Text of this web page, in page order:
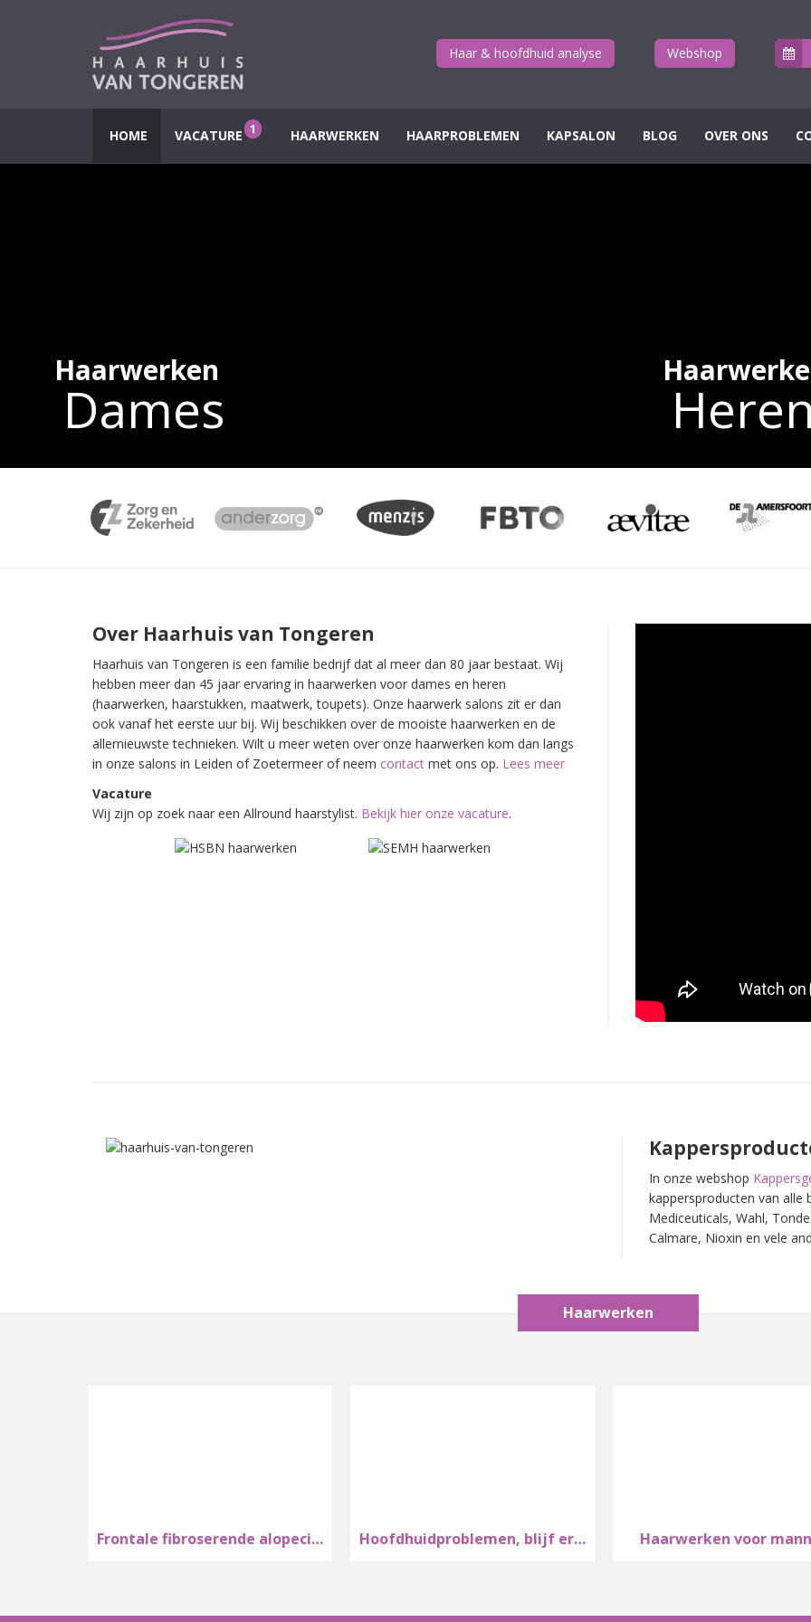
Haar & hoofdhuid analyse Webshop
HOME VACATURE 1 HAARWERKEN HAARPROBLEMEN KAPSALON BLOG OVER ONS
Haarwerken
Dames
Over Haarhuis van Tongeren
Haarhuis van Tongeren is een familie bedrijf dat al meer dan 80 jaar bestaat. Wij
hebben meer dan 45 jaar ervaring in haarwerken voor dames en heren
(haarwerken, haarstukken, maatwerk, toupets). Onze haarwerk salons zit er dan
ook vanaf het eerste uur bij. Wij beschikken over de mooiste haarwerken en de
allernieuwste technieken. Wilt u meer weten over onze haarwerken kom dan langs
in onze salons in Leiden of Zoetermeer of neem contact met ons op. Lees meer
Vacature
Wij zijn op zoek naar een Allround haarstylist. Bekijk hier onze vacature.
In onze webshop
kappersproducten van alle
Mediceuticals, Wahl,
Calmare, Nioxin en vele
Haarwerken
Frontale fibroserende alopecia bij vrouwen Hoofdhuidproblemen, blijf er niet mee lopen! Haarwerken voor